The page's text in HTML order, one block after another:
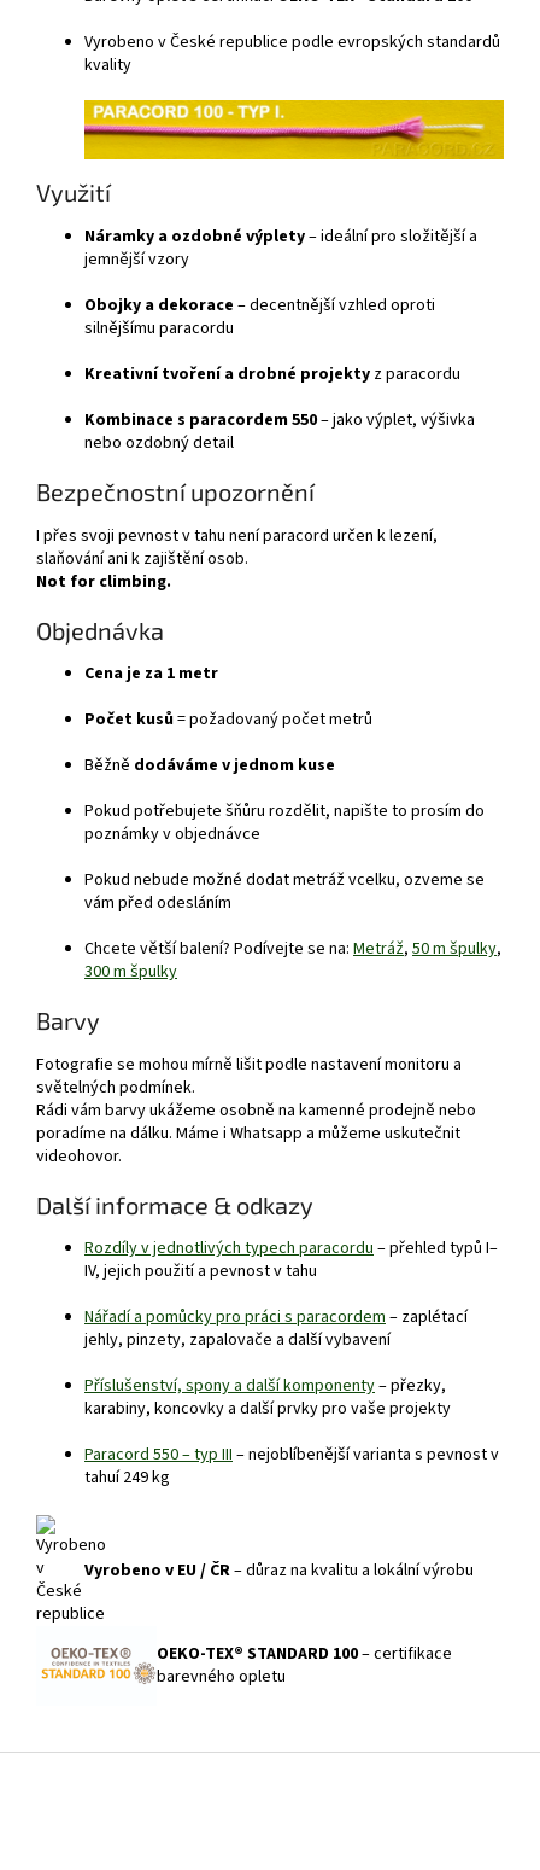
Vyrobeno v České republice podle evropských standardů
kvality
Využití
Náramky a ozdobné výplety– ideální pro složitější a
jemnější vzory
Obojky a dekorace – decentnější vzhled oproti
silnějšímu paracordu
Kreativní tvoření a drobné projekty z paracordu
Kombinace s paracordem 550– jako výplet, výšivka
nebo ozdobný detail
Bezpečnostní upozornění
I přes svoji pevnost v tahu není paracord určen k lezení,
slaňování ani k zajištění osob.
Not for climbing.
Objednávka
Cena je za 1 metr
Počet kusů= požadovaný počet metrů
Běžně dodáváme v jednom kuse
Pokud potřebujete šňůru rozdělit, napište to prosím do
poznámky v objednávce
Pokud nebude možné dodat metráž vcelku, ozveme se
vám před odesláním
Chcete větší balení? Podívejte se na: Metráž, 50 m špulky,
300 m špulky
Barvy
Fotografie se mohou mírně lišit podle nastavení monitoru a
světelných podmínek.
Rádi vám barvy ukážeme osobně na kamenné prodejně nebo
poradíme na dálku. Máme i Whatsapp a můžeme uskutečnit
videohovor.
Další informace & odkazy
Rozdíly v jednotlivých typech paracordu– přehled typů I–
IV, jejich použití a pevnost v tahu
Nářadí a pomůcky pro práci s paracordem– zaplétací
jehly, pinzety, zapalovače a další vybavení
Příslušenství, spony a další komponenty– přezky,
karabiny, koncovky a další prvky pro vaše projekty
Paracord 550 – typ III– nejoblíbenější varianta s pevnost v
tahuí 249 kg
Vyrobeno v EU / ČR– důraz na kvalitu a lokální výrobu
OEKO-TEX® STANDARD 100– certifikace
barevného opletu